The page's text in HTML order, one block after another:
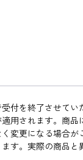
付を終了させてい
用されます。商品
変更になる場合が
す。実際の商品と